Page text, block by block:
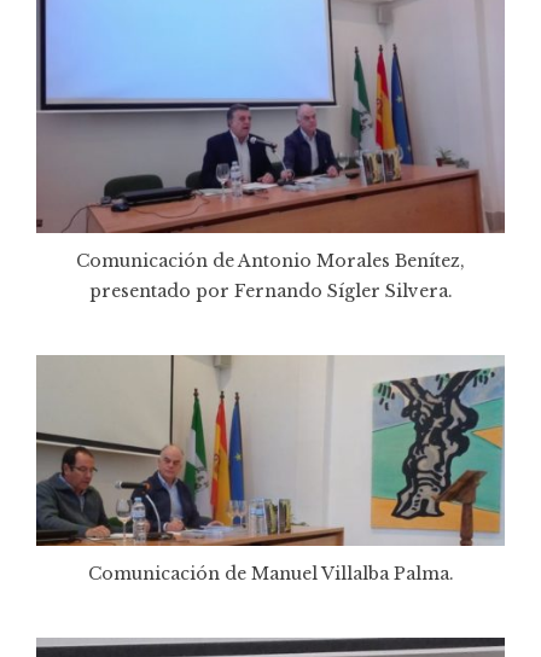
Comunicación de Antonio Morales Benítez,
presentado por Fernando Sígler Silvera.
Comunicación de Manuel Villalba Palma.